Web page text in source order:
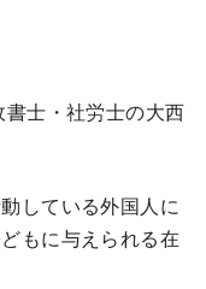
士・社労士の大西
している外国人に
もに与えられる在